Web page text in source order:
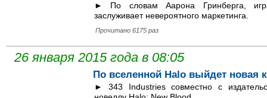
► По словам Аарона Гринберга,
заслуживает невероятного маркетинга.
Прочитано 6175 раз
26 января 2015 года в 08:05
По вселенной Halo выйдет новая
► 343 Industries совместно с